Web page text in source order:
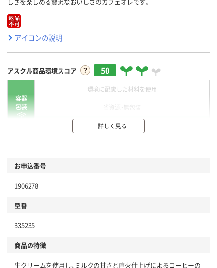
アイコンの説明
アスクル商品環境スコア 50
容器
包装
環境に配慮した材料を使用
分別・リサイクルしやすい設計
本体
仕組
詳しく見る
お申込番号
1906278
型番
335235
商品の特徴
生クリームを使用し、ミルクの甘さと直火仕上げによるコーヒーの